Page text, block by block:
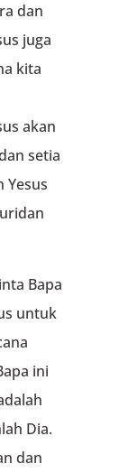
dan
juga
kita
akan
setia
Yesus
Bapa
untuk
ini
Dia.
dan